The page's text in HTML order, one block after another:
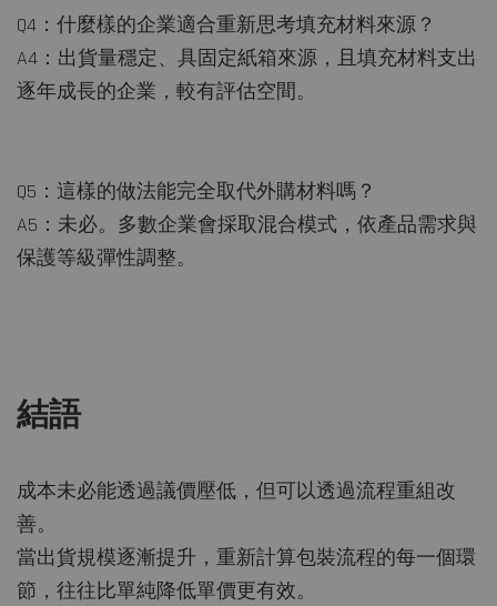
Q4：什麼樣的企業適合重新思考填充材料來源？
A4：出貨量穩定、具固定紙箱來源，且填充材料支出
逐年成長的企業，較有評估空間。
Q5：這樣的做法能完全取代外購材料嗎？
A5：未必。多數企業會採取混合模式，依產品需求與
保護等級彈性調整。
結語
成本未必能透過議價壓低，但可以透過流程重組改
善。
當出貨規模逐漸提升，重新計算包裝流程的每一個環
節，往往比單純降低單價更有效。